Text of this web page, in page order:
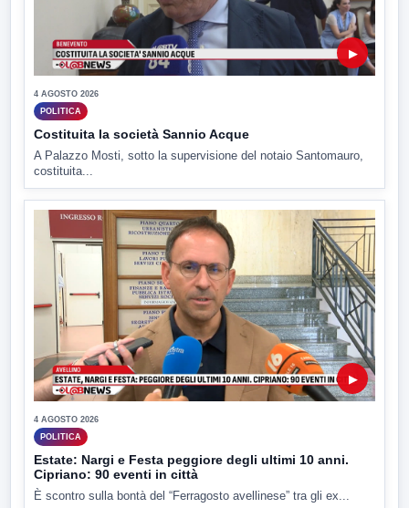
▶
4 AGOSTO 2026
POLITICA
Costituita la società Sannio Acque
A Palazzo Mosti, sotto la supervisione del notaio Santomauro,
costituita...
▶
4 AGOSTO 2026
POLITICA
Estate: Nargi e Festa peggiore degli ultimi 10 anni.
Cipriano: 90 eventi in città
È scontro sulla bontà del “Ferragosto avellinese” tra gli ex...